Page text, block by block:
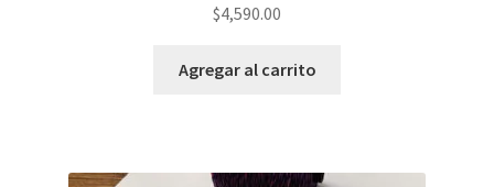
$4,590.00
Agregar al carrito